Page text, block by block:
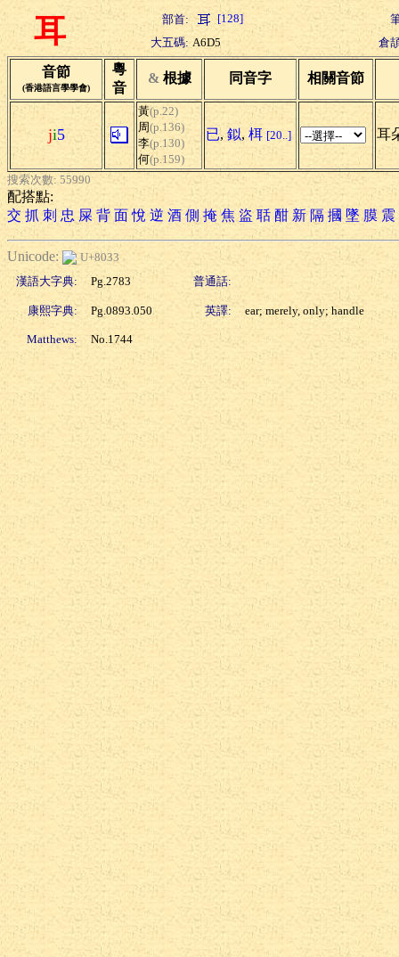
耳 部首: [128]
大五碼: A6D5 倉
音節
(香港語言學學會)
粵
音
& 根據 同音字 相關音節
ji5
黃(p.22)
周(p.136)
李(p.130)
何(p.159)
已, 鉯, 栮 [20..] 耳
搜索次數: 55990
配搭點:
交 抓 刺 忠 屎 背 面 悅 逆 酒 側 掩 焦 盜 聒 酣 新 隔 摑 墜 膜 震
Unicode:
U+8033
漢語大字典:
Pg.2783 普通話:
康熙字典: Pg.0893.050 英譯: ear; merely, only; handle
Matthews: No.1744